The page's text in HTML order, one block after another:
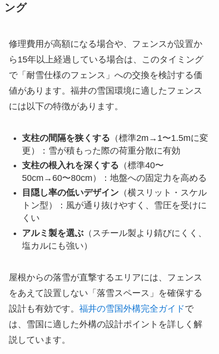
ング
修理費用が高額になる場合や、フェンスが設置か
ら15年以上経過している場合は、このタイミング
で「耐雪仕様のフェンス」への交換を検討する価
値があります。福井の雪国環境に適したフェンス
には以下の特徴があります。
支柱の間隔を狭くする （標準2m→1〜1.5mに変
更）：雪が積もった際の荷重分散に有効
支柱の根入れを深くする （標準40〜
50cm→60〜80cm）：地盤への固定力を高める
目隠し率の低いデザイン（横スリット・スケル
トン型）：風が通り抜けやすく、雪圧を受けに
くい
アルミ製を選ぶ（スチール製より錆びにくく、
塩カルにも強い）
屋根からの落雪が直撃するエリアには、フェンス
をあえて設置しない「落雪スペース」を確保する
設計も有効です。 福井の雪国外構完全ガイドで
は、雪国に適した外構の設計ポイントを詳しく解
説しています。